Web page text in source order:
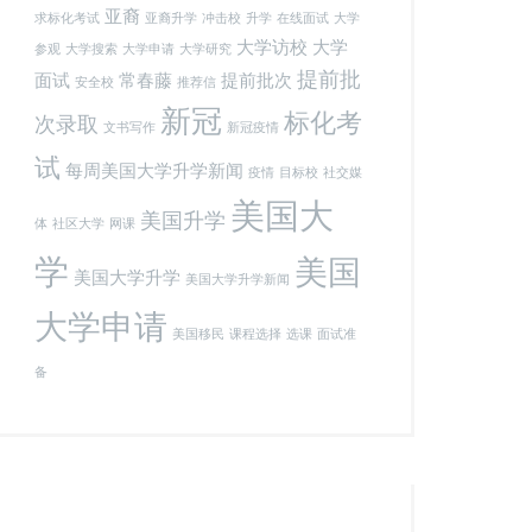
求标化考试 亚裔 亚裔升学 冲击校 升学 在线面试 大学
参观 大学搜索 大学申请 大学研究 大学访校 大学
面试 安全校 常春藤 推荐信 提前批次 提前批
次录取 文书写作 新冠 新冠疫情 标化考
试 每周美国大学升学新闻 疫情 目标校 社交媒
体 社区大学 网课 美国升学 美国大
学 美国大学升学 美国大学升学新闻 美国
大学申请 美国移民 课程选择 选课 面试准
备